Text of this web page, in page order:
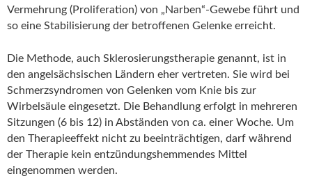
Vermehrung (Proliferation) von „Narben“-Gewebe führt und
so eine Stabilisierung der betroffenen Gelenke erreicht.
Die Methode, auch Sklerosierungstherapie genannt, ist in
den angelsächsischen Ländern eher vertreten. Sie wird bei
Schmerzsyndromen von Gelenken vom Knie bis zur
Wirbelsäule eingesetzt. Die Behandlung erfolgt in mehreren
Sitzungen (6 bis 12) in Abständen von ca. einer Woche. Um
den Therapieeffekt nicht zu beeinträchtigen, darf während
der Therapie kein entzündungshemmendes Mittel
eingenommen werden.